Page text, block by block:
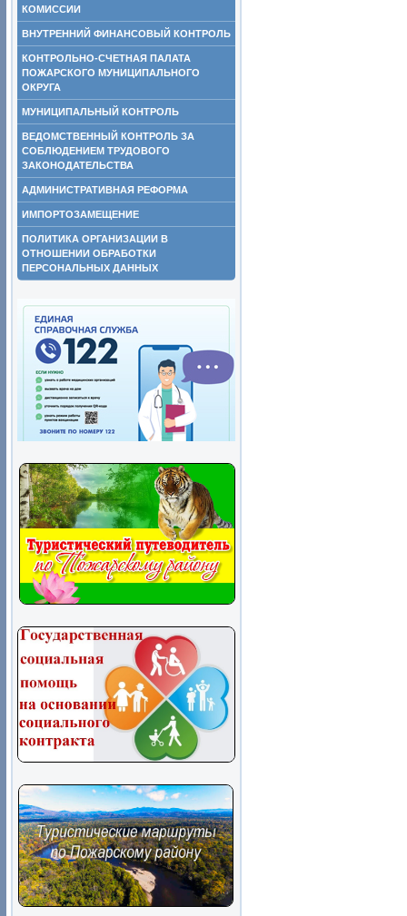
КОМИССИИ
ВНУТРЕННИЙ ФИНАНСОВЫЙ КОНТРОЛЬ
КОНТРОЛЬНО-СЧЕТНАЯ ПАЛАТА
ПОЖАРСКОГО МУНИЦИПАЛЬНОГО
ОКРУГА
МУНИЦИПАЛЬНЫЙ КОНТРОЛЬ
ВЕДОМСТВЕННЫЙ КОНТРОЛЬ ЗА
СОБЛЮДЕНИЕМ ТРУДОВОГО
ЗАКОНОДАТЕЛЬСТВА
АДМИНИСТРАТИВНАЯ РЕФОРМА
ИМПОРТОЗАМЕЩЕНИЕ
ПОЛИТИКА ОРГАНИЗАЦИИ В
ОТНОШЕНИИ ОБРАБОТКИ
ПЕРСОНАЛЬНЫХ ДАННЫХ